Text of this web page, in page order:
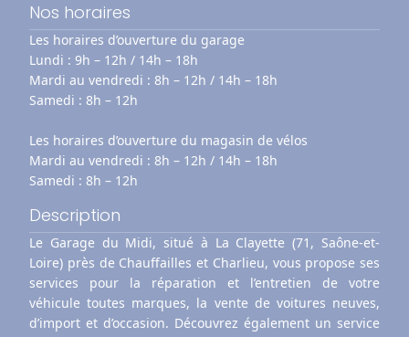
Nos horaires
Les horaires d’ouverture du garage
Lundi : 9h – 12h / 14h – 18h
Mardi au vendredi : 8h – 12h / 14h – 18h
Samedi : 8h – 12h
Les horaires d’ouverture du magasin de vélos
Mardi au vendredi : 8h – 12h / 14h – 18h
Samedi : 8h – 12h
Description
Le Garage du Midi, situé à La Clayette (71, Saône-et-
Loire) près de Chauffailles et Charlieu, vous propose ses
services pour la réparation et l’entretien de votre
véhicule toutes marques, la vente de voitures neuves,
d’import et d’occasion. Découvrez également un service